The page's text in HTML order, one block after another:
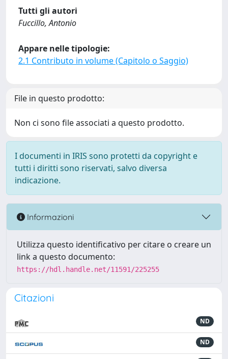
Tutti gli autori
Fuccillo, Antonio
Appare nelle tipologie:
2.1 Contributo in volume (Capitolo o Saggio)
File in questo prodotto:
Non ci sono file associati a questo prodotto.
I documenti in IRIS sono protetti da copyright e
tutti i diritti sono riservati, salvo diversa
indicazione.
Informazioni
Utilizza questo identificativo per citare o creare un
link a questo documento:
https://hdl.handle.net/11591/225255
Citazioni
ND
ND